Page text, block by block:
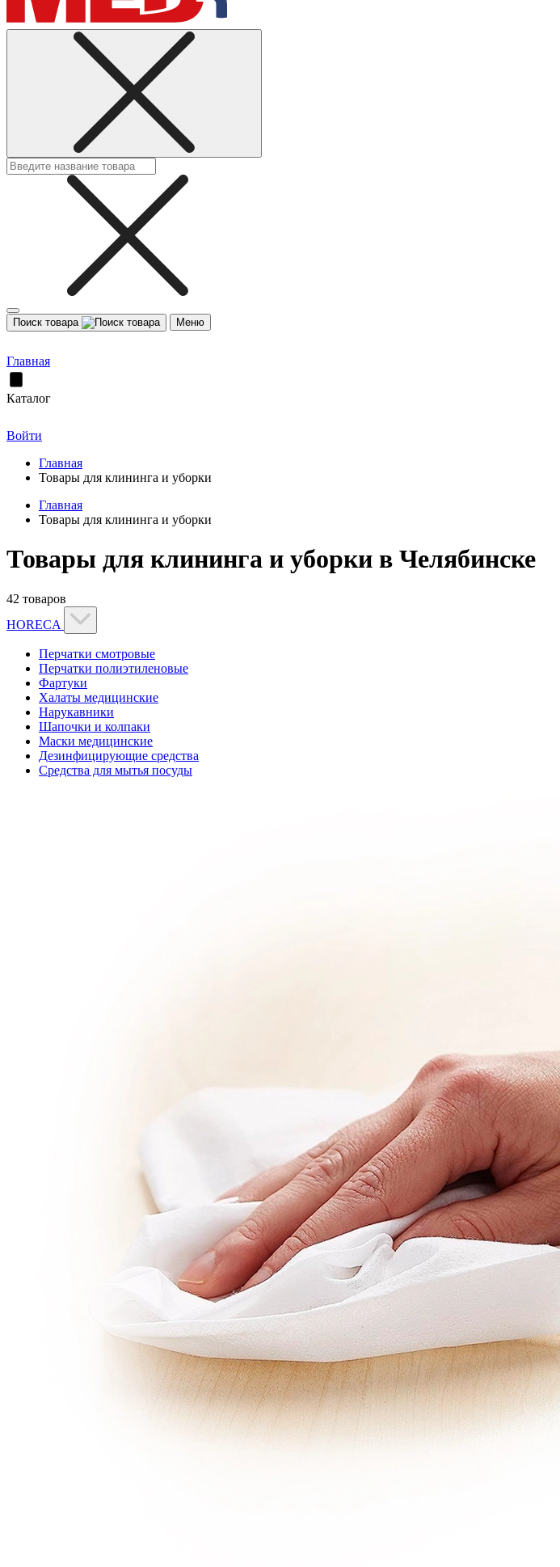
Поиск товара Меню
Главная
Каталог
Войти
Главная
Товары для клининга и уборки
Главная
Товары для клининга и уборки
Товары для клининга и уборки в Челябинске
42 товаров
HORECA
Перчатки смотровые
Перчатки полиэтиленовые
Фартуки
Халаты медицинские
Нарукавники
Шапочки и колпаки
Маски медицинские
Дезинфицирующие средства
Средства для мытья посуды